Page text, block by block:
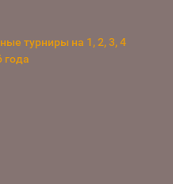
турниры на 1, 2, 3, 4
года